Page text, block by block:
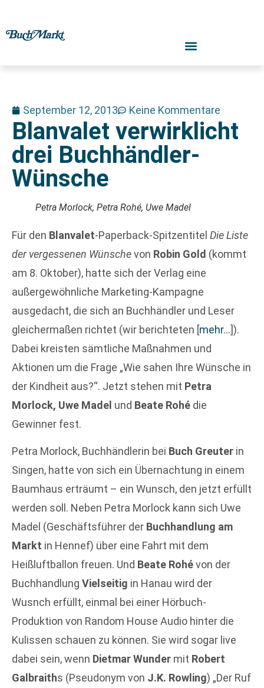
September 12, 2013 Keine Kommentare
Blanvalet verwirklicht
drei Buchhändler-
Wünsche
Petra Morlock, Petra Rohé, Uwe Madel
Für den Blanvalet-Paperback-Spitzentitel Die Liste
der vergessenen Wünschevon Robin Gold (kommt
am 8. Oktober), hatte sich der Verlag eine
außergewöhnliche Marketing-Kampagne
ausgedacht, die sich an Buchhändler und Leser
gleichermaßen richtet (wir berichteten [mehr…]).
Dabei kreisten sämtliche Maßnahmen und
Aktionen um die Frage „Wie sahen Ihre Wünsche in
der Kindheit aus?“. Jetzt stehen mit Petra
Morlock, Uwe Madel und Beate Rohé die
Gewinner fest.
Petra Morlock, Buchhändlerin bei Buch Greuter in
Singen, hatte von sich ein Übernachtung in einem
Baumhaus erträumt – ein Wunsch, den jetzt erfüllt
werden soll. Neben Petra Morlock kann sich Uwe
Madel (Geschäftsführer der Buchhandlung am
Markt in Hennef) über eine Fahrt mit dem
Heißluftballon freuen. Und Beate Rohévon der
Buchhandlung Vielseitig in Hanau wird der
Wusnch erfüllt, einmal bei einer Hörbuch-
Produktion von Random House Audio hinter die
Kulissen schauen zu können. Sie wird sogar live
dabei sein, wenn Dietmar Wunder mit Robert
Galbraiths (Pseudonym von J.K. Rowling) „Der Ruf